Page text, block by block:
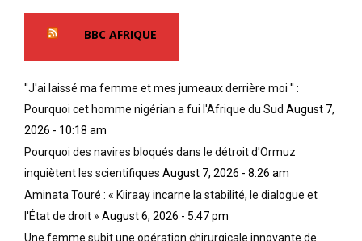
BBC AFRIQUE
''J'ai laissé ma femme et mes jumeaux derrière moi '' :
Pourquoi cet homme nigérian a fui l'Afrique du Sud August 7,
2026 - 10:18 am
Pourquoi des navires bloqués dans le détroit d'Ormuz
inquiètent les scientifiques August 7, 2026 - 8:26 am
Aminata Touré : « Kiiraay incarne la stabilité, le dialogue et
l'État de droit » August 6, 2026 - 5:47 pm
Une femme subit une opération chirurgicale innovante de